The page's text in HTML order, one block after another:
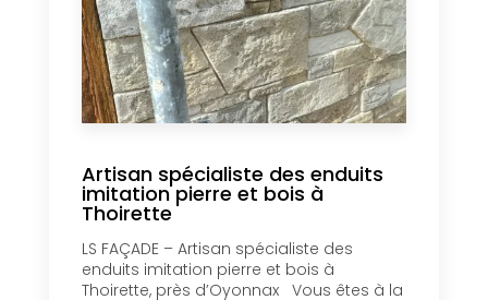
Artisan spécialiste des enduits
imitation pierre et bois à
Thoirette
LS FAÇADE – Artisan spécialiste des
enduits imitation pierre et bois à
Thoirette, près d’Oyonnax Vous êtes à la